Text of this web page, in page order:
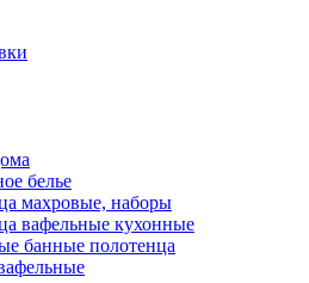
белье
махровые, наборы
вафельные кухонные
банные полотенца